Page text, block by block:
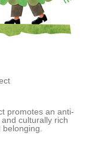
promotes an anti-
culturally rich